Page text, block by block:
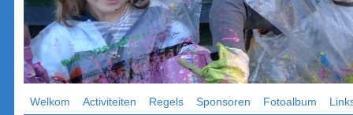
Welkom Activiteiten Regels Sponsoren Fotoalbum